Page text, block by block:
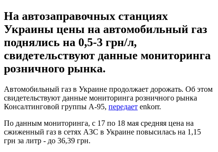
На автозаправочных станциях
Украины цены на автомобильный газ
поднялись на 0,5-3 грн/л,
свидетельствуют данные мониторинга
розничного рынка.
Автомобильный газ в Украине продолжает дорожать. Об этом
свидетельствуют данные мониторинга розничного рынка
Консалтинговой группы А-95, передает enkorr.
По данным мониторинга, с 17 по 18 мая средняя цена на
сжиженный газ в сетях АЗС в Украине повысилась на 1,15
грн за литр - до 36,39 грн.